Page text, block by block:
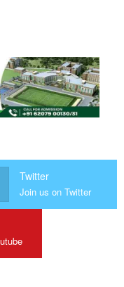
Twitter
Join us on Twitter